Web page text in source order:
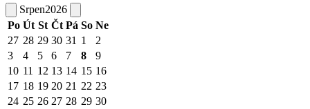
Srpen2026
Po Út St Čt Pá So Ne
27 28 29 30 31 1
2
3
4 5 6 7 8
9
10 11 12 13 14 15 16
17 18 19 20 21 22 23
24 25 26 27 28 29 30